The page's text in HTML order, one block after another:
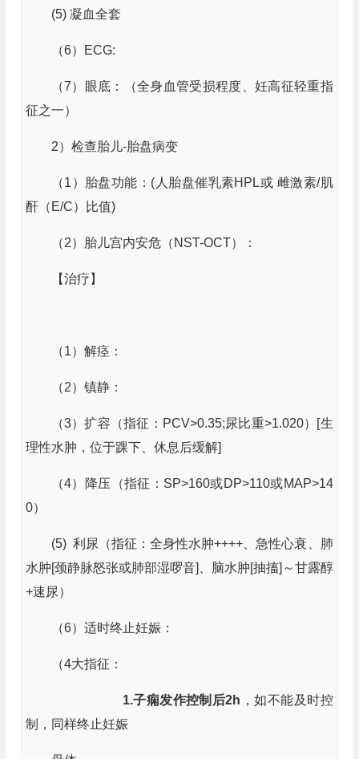
(5) 凝血全套
（6）ECG:
（7）眼底：（全身血管受损程度、妊高征轻重指
征之一）
2）检查胎儿-胎盘病变
（1）胎盘功能：(人胎盘催乳素HPL或 雌激素/肌
酐（E/C）比值)
（2）胎儿宫内安危（NST-OCT）：
【治疗】
（1）解痉：
（2）镇静：
（3）扩容（指征：PCV>0.35;尿比重>1.020）[生
理性水肿，位于踝下、休息后缓解]
（4）降压（指征：SP>160或DP>110或MAP>14
0）
(5) 利尿（指征：全身性水肿++++、急性心衰、肺
水肿[颈静脉怒张或肺部湿啰音]、脑水肿[抽搐]～甘露醇
+速尿）
（6）适时终止妊娠：
（4大指征：
1.子痫发作控制后2h ，如不能及时控
制，同样终止妊娠